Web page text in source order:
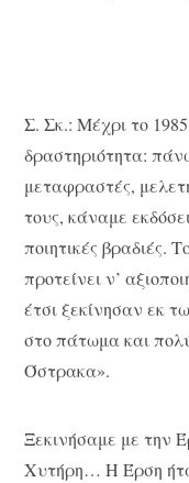
Σ. Σκ.: Μέχρι το
δραστηριότητα:
μεταφραστές,
τους, κάναμε
ποιητικές βραδιές.
προτείνει ν’
έτσι ξεκίνησαν εκ
στο πάτωμα και
Όστρακα».
Ξεκινήσαμε με την
Χυτήρη… Η Έρση